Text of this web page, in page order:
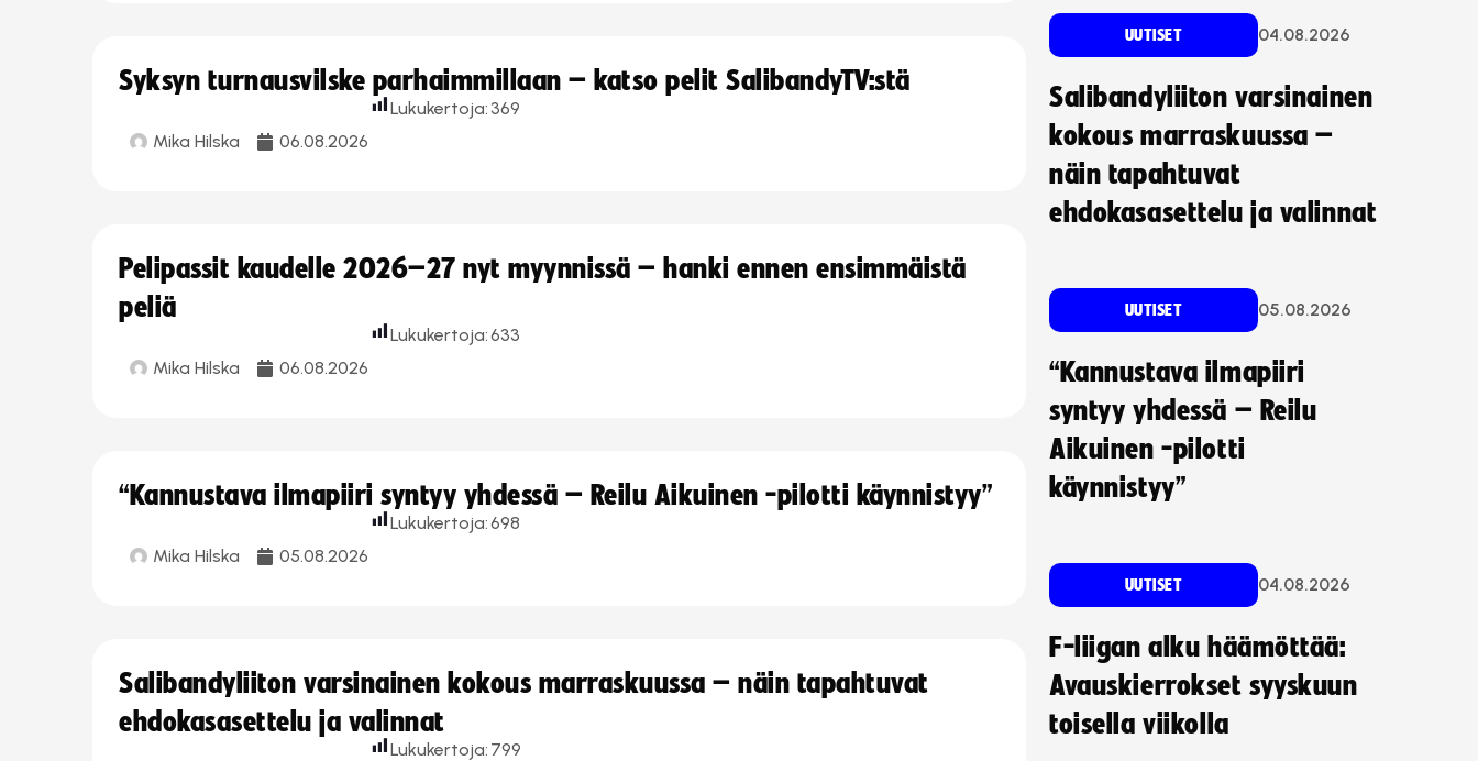
Syksyn turnausvilske parhaimmillaan – katso pelit SalibandyTV:stä
Mika Hilska 06.08.2026
Lukukertoja: 369
Pelipassit kaudelle 2026–27 nyt myynnissä – hanki ennen ensimmäistä
peliä
Mika Hilska 06.08.2026
Lukukertoja:633
“Kannustava ilmapiiri syntyy yhdessä – Reilu Aikuinen -pilotti käynnistyy”
Mika Hilska 05.08.2026
Lukukertoja:698
Salibandyliiton varsinainen kokous marraskuussa – näin tapahtuvat
ehdokasasettelu ja valinnat
Lukukertoja: 799
UUTISET 04.08.2026
Salibandyliiton varsinainen
kokous marraskuussa –
näin tapahtuvat
ehdokasasettelu ja valinnat
UUTISET 05.08.2026
“Kannustava ilmapiiri
syntyy yhdessä – Reilu
Aikuinen -pilotti
käynnistyy”
UUTISET 04.08.2026
F-liigan alku häämöttää:
Avauskierrokset syyskuun
toisella viikolla